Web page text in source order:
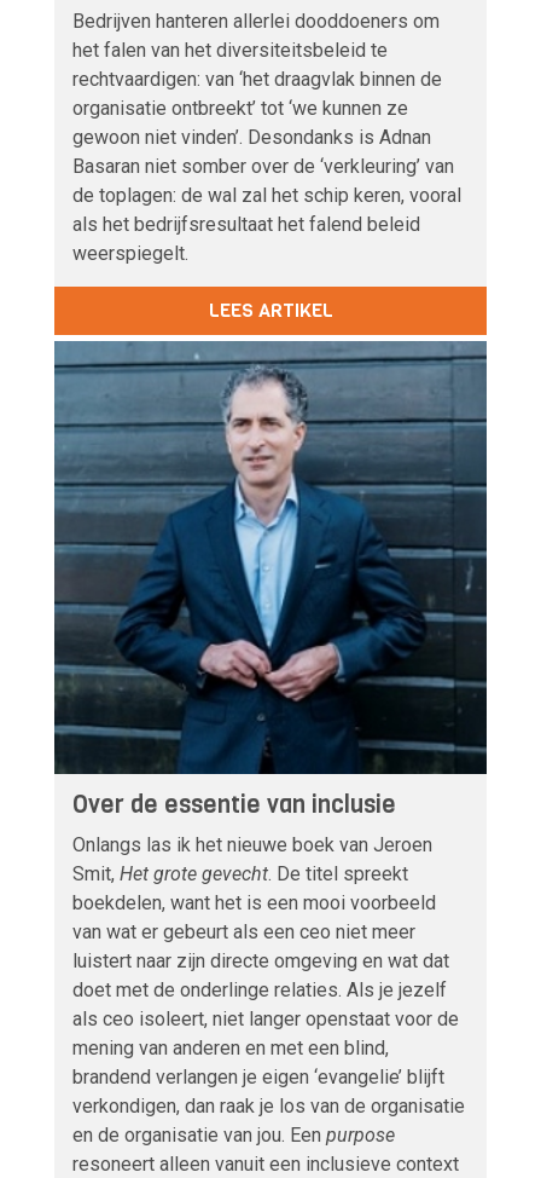
Bedrijven hanteren allerlei dooddoeners om
het falen van het diversiteitsbeleid te
rechtvaardigen: van ‘het draagvlak binnen de
organisatie ontbreekt’ tot ‘we kunnen ze
gewoon niet vinden’. Desondanks is Adnan
Basaran niet somber over de ‘verkleuring’ van
de toplagen: de wal zal het schip keren, vooral
als het bedrijfsresultaat het falend beleid
weerspiegelt.
LEES ARTIKEL
Over de essentie van inclusie
Onlangs las ik het nieuwe boek van Jeroen
Smit, Het grote gevecht. De titel spreekt
boekdelen, want het is een mooi voorbeeld
van wat er gebeurt als een ceo niet meer
luistert naar zijn directe omgeving en wat dat
doet met de onderlinge relaties. Als je jezelf
als ceo isoleert, niet langer openstaat voor de
mening van anderen en met een blind,
brandend verlangen je eigen ‘evangelie’ blijft
verkondigen, dan raak je los van de organisatie
en de organisatie van jou. Een purpose
resoneert alleen vanuit een inclusieve context